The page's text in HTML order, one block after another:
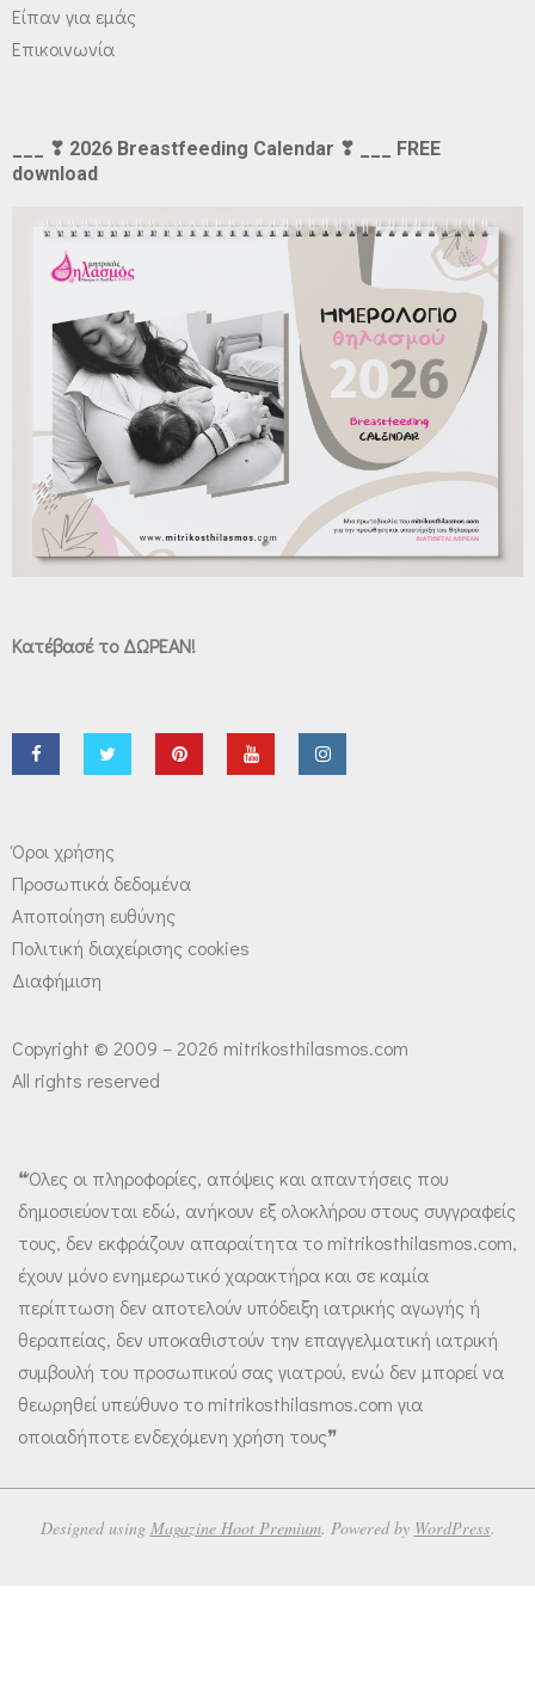
Είπαν για εμάς
Επικοινωνία
___ ❣ 2026 Breastfeeding Calendar ❣ ___ FREE
download
Κατέβασέ το ΔΩΡΕΑΝ!
Όροι χρήσης
Προσωπικά δεδομένα
Αποποίηση ευθύνης
Πολιτική διαχείρισης cookies
Διαφήμιση
Copyright © 2009 – 2026 mitrikosthilasmos.com
All rights reserved
❝Όλες οι πληροφορίες, απόψεις και απαντήσεις που
δημοσιεύονται εδώ, ανήκουν εξ ολοκλήρου στους συγγραφείς
τους, δεν εκφράζουν απαραίτητα το mitrikosthilasmos.com,
έχουν μόνο ενημερωτικό χαρακτήρα και σε καμία
περίπτωση δεν αποτελούν υπόδειξη ιατρικής αγωγής ή
θεραπείας, δεν υποκαθιστούν την επαγγελματική ιατρική
συμβουλή του προσωπικού σας γιατρού, ενώ δεν μπορεί να
θεωρηθεί υπεύθυνο το mitrikosthilasmos.com για
οποιαδήποτε ενδεχόμενη χρήση τους❞
Designed using Magazine Hoot Premium. Powered by WordPress.